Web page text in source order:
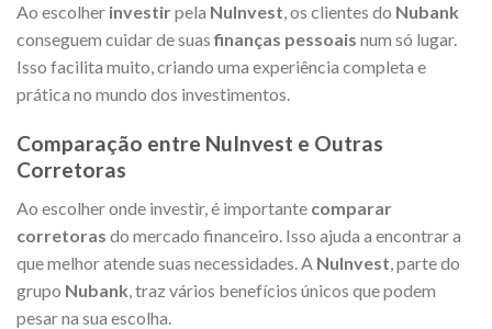
Ao escolher investirpela NuInvest, os clientes do Nubank
conseguem cuidar de suasfinanças pessoais num só lugar.
Isso facilita muito, criando uma experiência completa e
prática no mundo dos investimentos.
Comparação entre NuInvest e Outras
Corretoras
Ao escolher onde investir, é importante comparar
corretoras do mercado financeiro. Isso ajuda a encontrar a
que melhor atende suas necessidades. A NuInvest, parte do
grupo Nubank, traz vários benefícios únicos que podem
pesar na sua escolha.